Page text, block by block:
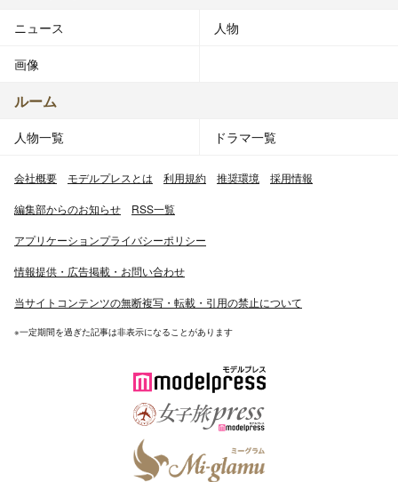
ニュース 人物
画像
ルーム
人物一覧 ドラマ一覧
会社概要 モデルプレスとは 利用規約 推奨環境 採用情報
編集部からのお知らせ RSS一覧
アプリケーションプライバシーポリシー
情報提供・広告掲載・お問い合わせ
当サイトコンテンツの無断複写・転載・引用の禁止について
※一定期間を過ぎた記事は非表示になることがあります